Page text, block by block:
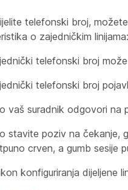
telefonski broj,
o zajedničkim linijama:
telefonski broj
telefonski broj
vaš suradnik odgovori na
stavite poziv na čekanje,
crven, a gumb sesije
konfiguriranja dijeljene